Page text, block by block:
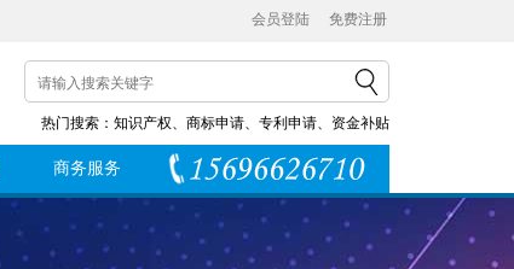
免费注册
会员登陆
热门搜索： 知识产权、 商标申请、 专利申请、 资金补贴
商务服务